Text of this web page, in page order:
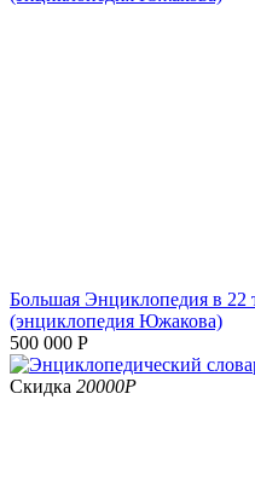
Большая Энциклопедия в
(энциклопедия Южакова)
500 000 Р
Скидка 20000Р